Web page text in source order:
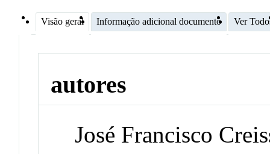
Visão geral Informação adicional documento Ver
autores
José Francisco